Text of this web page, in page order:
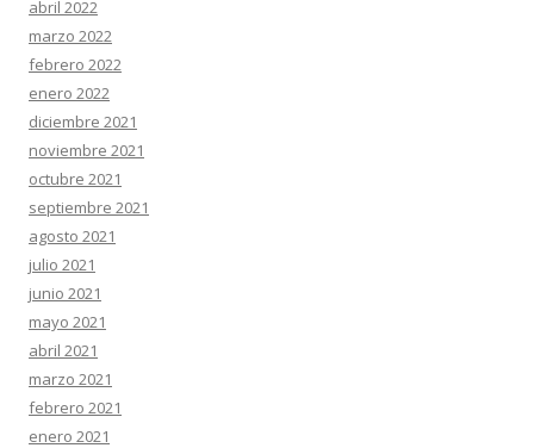
abril 2022
marzo 2022
febrero 2022
enero 2022
diciembre 2021
noviembre 2021
octubre 2021
septiembre 2021
agosto 2021
julio 2021
junio 2021
mayo 2021
abril 2021
marzo 2021
febrero 2021
enero 2021